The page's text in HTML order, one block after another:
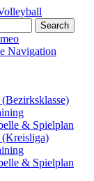
Navigation
& Spielplan
(Kreisliga)
& Spielplan